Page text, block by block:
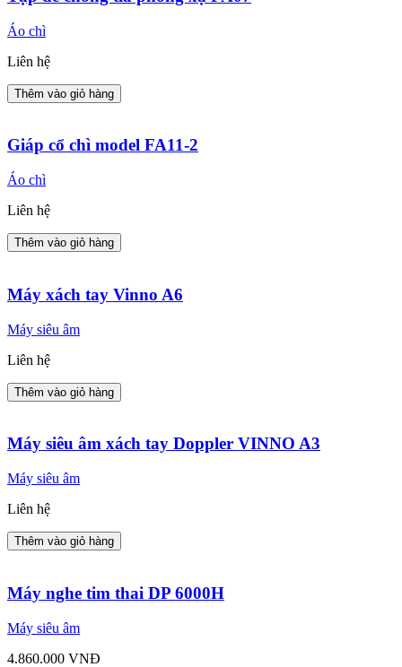
Áo chì
Liên hệ
Thêm vào giỏ hàng
Giáp cổ chì model FA11-2
Áo chì
Liên hệ
Thêm vào giỏ hàng
Máy xách tay Vinno A6
Máy siêu âm
Liên hệ
Thêm vào giỏ hàng
Máy siêu âm xách tay Doppler VINNO A3
Máy siêu âm
Liên hệ
Thêm vào giỏ hàng
Máy nghe tim thai DP 6000H
Máy siêu âm
4.860.000 VNĐ